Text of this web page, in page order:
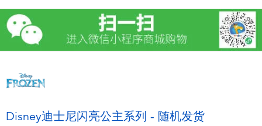
益智学习玩具
户外及运动产品
模仿，化妆及造型系列
Disney迪士尼闪亮公主系列 - 随机发货